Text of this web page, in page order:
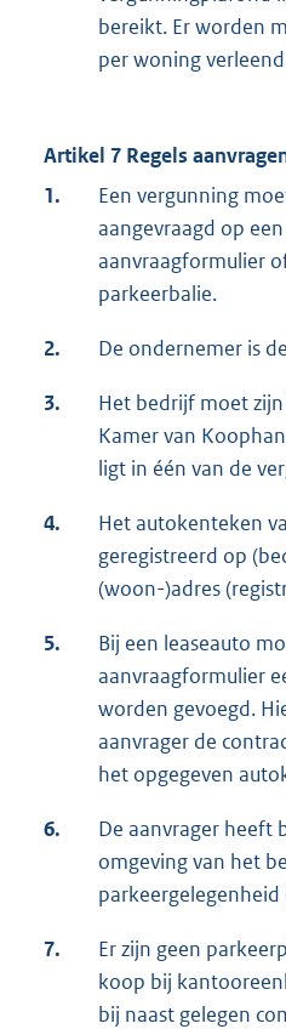
bereikt. Er worden
per woning
Artikel 7 Regels
1.
Een vergunning
aangevraagd op
aanvraagformulier
parkeerbalie.
2. De ondernemer is
3.
Het bedrijf moet
Kamer van
ligt in één van de
4.
Het autokenteken
geregistreerd op
(woon-)adres
5.
Bij een leaseauto
aanvraagformulier
worden gevoegd.
aanvrager de
het opgegeven
6.
De aanvrager heeft
omgeving van het
parkeergelegenheid
7.
Er zijn geen
koop bij
bij naast gelegen